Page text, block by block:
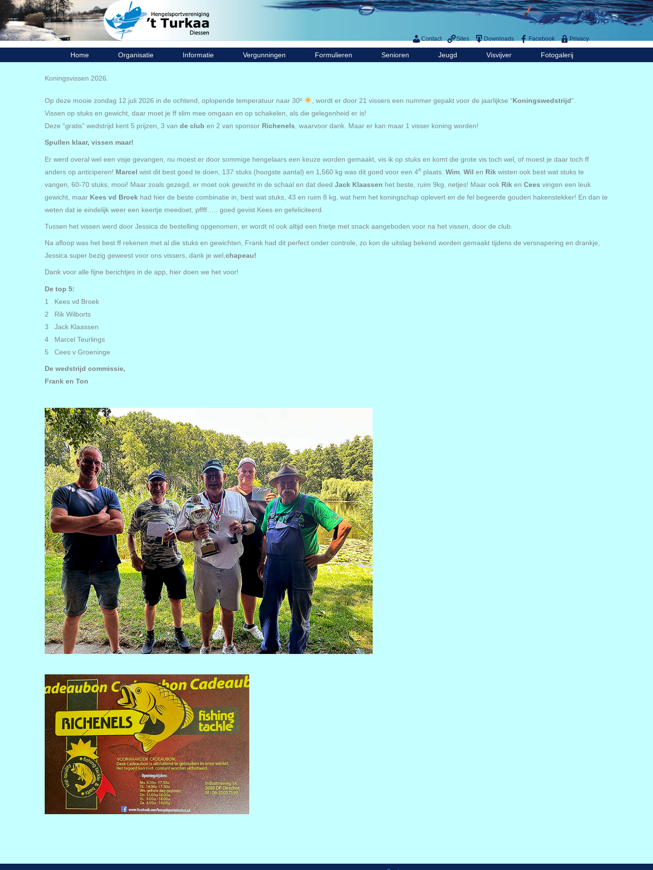
Ga
naar
de
Contact Sites Downloads Facebook Privacy
Home Organisatie Informatie Vergunningen Formulieren Senioren Jeugd Visvijver Fotogalerij
Koningsvissen 2026.
Op deze mooie zondag 12 juli 2026 in de ochtend, oplopende temperatuur naar 30º , wordt er door 21 vissers een nummer gepakt voor de jaarlijkse “Koningswedstrijd“.
Vissen op stuks en gewicht, daar moet je ff slim mee omgaan en op schakelen, als die gelegenheid er is!
Deze “gratis” wedstrijd kent 5 prijzen, 3 van de club en 2 van sponsor Richenels , waarvoor dank. Maar er kan maar 1 visser koning worden!
Spullen klaar, vissen maar!
Er werd overal wel een visje gevangen, nu moest er door sommige hengelaars een keuze worden gemaakt, vis ik op stuks en komt die grote vis toch wel, of moest je daar toch ff
anders op anticiperen! Marcel wist dit best goed te doen, 137 stuks (hoogste aantal) en 1,560 kg was dit goed voor een 4e plaats. Wim Wil en Rik wisten ook best wat stuks te
vangen, 60-70 stuks, mooi! Maar zoals gezegd, er moet ook gewicht in de schaal en dat deed Jack Klaassen het beste, ruim 9kg, netjes! Maar ook Rik en Cees vingen een leuk
gewicht, maar Kees vd Broek had hier de beste combinatie in, best wat stuks, 43 en ruim 8 kg, wat hem het koningschap oplevert en de fel begeerde gouden hakenstekker! En dan te
weten dat ie eindelijk weer een keertje meedoet, pffff….. goed gevist Kees en gefeliciteerd.
Tussen het vissen werd door Jessica de bestelling opgenomen, er wordt nl ook altijd een frietje met snack aangeboden voor na het vissen, door de club.
Na afloop was het best ff rekenen met al die stuks en gewichten, Frank had dit perfect onder controle, zo kon de uitslag bekend worden gemaakt tijdens de versnapering en drankje,
Jessica super bezig geweest voor ons vissers, dank je wel, chapeau!
Dank voor alle fijne berichtjes in de app, hier doen we het voor!
De top 5:
1 Kees vd Broek
2 Rik Wilborts
3 Jack Klaassen
4 Marcel Teurlings
5 Cees v Groeninge
De wedstrijd commissie,
Frank en Ton